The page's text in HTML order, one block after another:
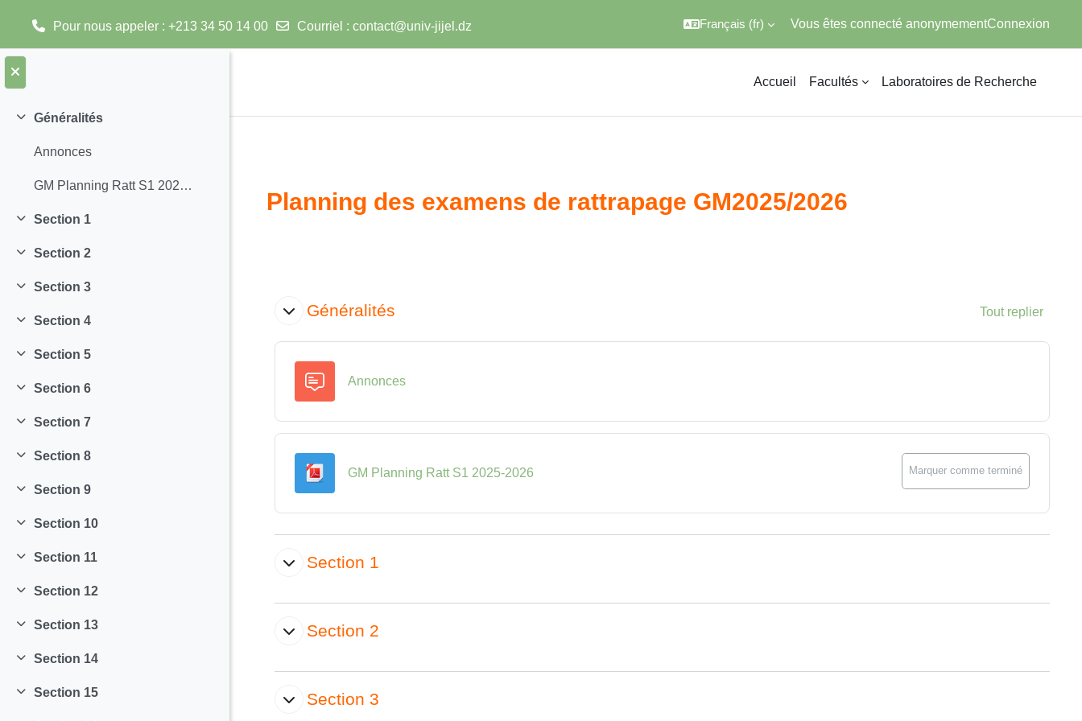
Passer au contenu principal
Pour nous appeler : +213 34 50 14 00 Courriel : contact@univ-jijel.dz Français ‎(fr)‎ Vous êtes connecté anonymementConnexion
Accueil Facultés Laboratoires de Recherche
Replier
Généralités
Annonces
GM Planning Ratt S1 2025-2026
Replier
Section 1
Replier
Section 2
Replier
Section 3
Replier
Section 4
Replier
Section 5
Replier
Section 6
Replier
Section 7
Replier
Section 8
Replier
Section 9
Replier
Section 10
Replier
Section 11
Replier
Section 12
Replier
Section 13
Replier
Section 14
Replier
Section 15
Planning des examens de rattrapage GM2025/2026
Aperçu des sections
Généralités Tout replier
AnnoncesForum
GM Planning Ratt S1 2025-2026 Marquer comme terminé
Section 1
Section 2
Section 3